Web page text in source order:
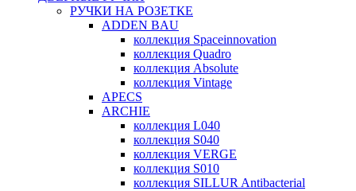
РУЧКИ НА РОЗЕТКЕ
ADDEN BAU
коллекция Spaceinnovation
коллекция Quadro
коллекция Absolute
коллекция Vintage
APECS
ARCHIE
коллекция L040
коллекция S040
коллекция VERGE
коллекция S010
коллекция SILLUR Antibacterial